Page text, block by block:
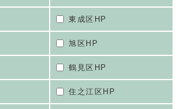
東成区HP
旭区HP
鶴見区HP
住之江区HP